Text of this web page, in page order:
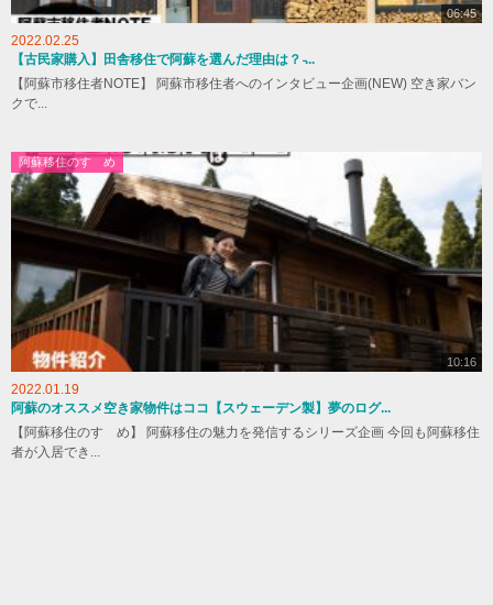
06:45
2022.02.25
【古民家購入】田舎移住で阿蘇を選んだ理由は？ ̵...
【阿蘇市移住者NOTE】 阿蘇市移住者へのインタビュー企画(NEW) 空き家バン
クで...
阿蘇移住のすゝめ
10:16
2022.01.19
阿蘇のオススメ空き家物件はココ【スウェーデン製】夢のログ...
【阿蘇移住のすゝめ】 阿蘇移住の魅力を発信するシリーズ企画 今回も阿蘇移住
者が入居でき...